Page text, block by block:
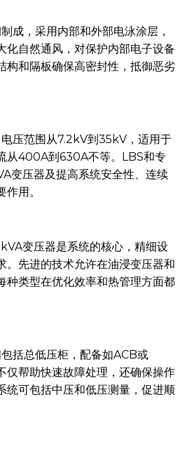
成，采用内部和外部电泳涂层，
化自然通风，对保护内部电子设备
构和隔板确保高密封性，抵御恶劣
压范围从7.2kV到35kV，适用于
从400A到630A不等。LBS和专
变压器及提高系统安全性、连续
用。
变压器是系统的核心，精细设
。先进的技术允许在油浸变压器和
种类型在优化效率和热管理方面都
括总低压柜，配备如ACB或
仅帮助快速故障处理，还确保操作
统可包括中压和低压测量，促进顺